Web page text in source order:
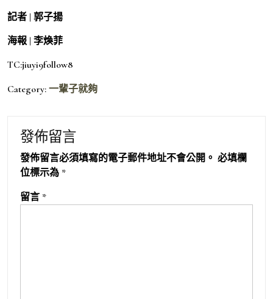
記者 | 郭子揚
海報 | 李煥菲
TC:jiuyi9follow8
Category: 一輩子就夠
發佈留言
發佈留言必須填寫的電子郵件地址不會公開。 必填欄
位標示為 *
留言 *